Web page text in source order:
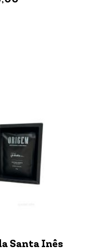
Santa Inês